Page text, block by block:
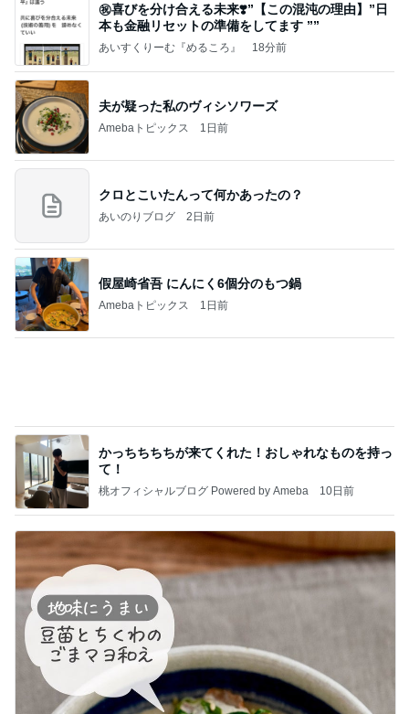
㊗️喜びを分け合える未来❣️”【この混沌の理由】”⽇
本も⾦融リセットの準備をしてます ””
あいすくりーむ『めるころ』 18分前
夫が疑った私のヴィシソワーズ
Amebaトピックス 1日前
クロとこいたんって何かあったの？
あいのりブログ 2日前
假屋崎省吾 にんにく6個分のもつ鍋
Amebaトピックス 1日前
かっちちちちが来てくれた！おしゃれなものを持っ
て！
桃オフィシャルブログ Powered by Ameba 10日前